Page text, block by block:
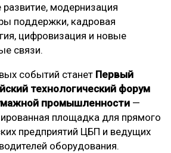
развитие, модернизация
поддержки, кадровая
цифровизация и новые
связи.
событий станет Первый
технологический форум
промышленности —
площадка для прямого
предприятий ЦБП и ведущих
оборудования.